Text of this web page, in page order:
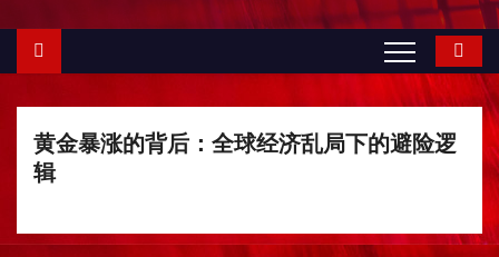
黄金暴涨的背后：全球经济乱局下的避险逻
辑